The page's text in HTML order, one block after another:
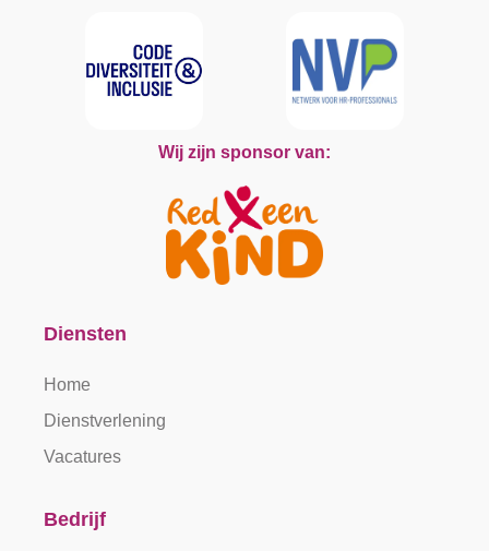
Wij zijn sponsor van:
Diensten
Home
Dienstverlening
Vacatures
Bedrijf